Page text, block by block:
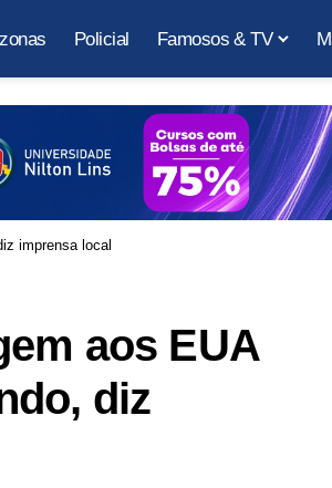
Policial Famosos & TV
imprensa local
aos EUA
diz